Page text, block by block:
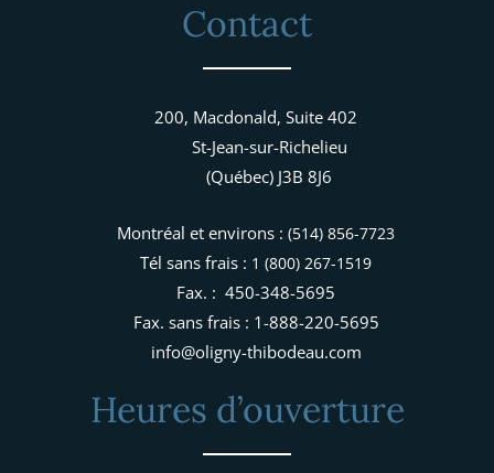
Contact
200, Macdonald, Suite 402
St-Jean-sur-Richelieu
(Québec) J3B 8J6
Montréal et environs :(514) 856-7723
Tél sans frais : 1 (800) 267-1519
Fax. : 450-348-5695
Fax. sans frais : 1-888-220-5695
info@oligny-thibodeau.com
Heures d’ouverture